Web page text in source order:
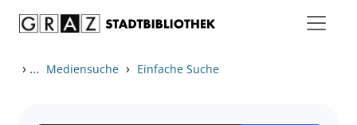
› ... Mediensuche › Einfache Suche